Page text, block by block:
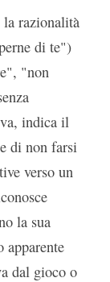
la razionalità
di te")
"non
indica il
di non farsi
verso un
la sua
dal gioco o